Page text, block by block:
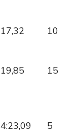
17,32 10
19,85 15
4:23,09 5